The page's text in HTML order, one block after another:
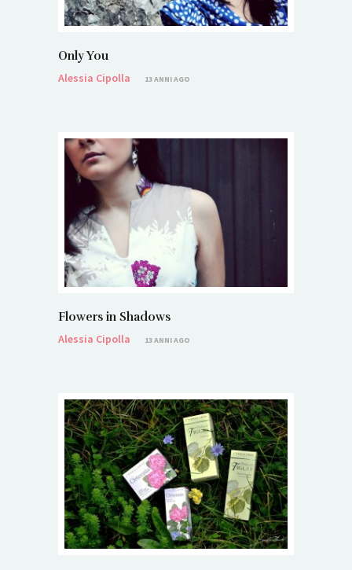
Only You
Alessia Cipolla
13 ANNI AGO
Flowers in Shadows
Alessia Cipolla
13 ANNI AGO